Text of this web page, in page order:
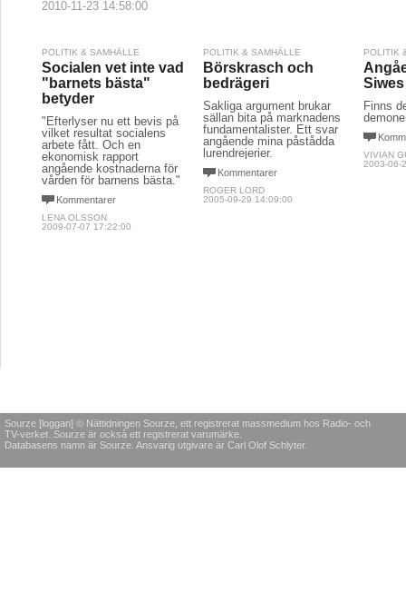
2010-11-23 14:58:00
POLITIK & SAMHÄLLE
Socialen vet inte vad
"barnets bästa"
betyder
"Efterlyser nu ett bevis på
vilket resultat socialens
arbete fått. Och en
ekonomisk rapport
angående kostnaderna för
vården för barnens bästa."
Kommentarer
LENA OLSSON
2009-07-07 17:22:00
POLITIK & SAMHÄLLE
Börskrasch och
bedrägeri
Sakliga argument brukar
sällan bita på marknadens
fundamentalister. Ett svar
angående mina påstådda
lurendrejerier.
Kommentarer
ROGER LORD
2005-09-29 14:09:00
POLITIK
Finns
VIVIAN
2003-06-
Sourze [loggan] © Nättidningen Sourze, ett registrerat massmedium hos Radio- och
TV-verket. Sourze är också ett registrerat varumärke.
Databasens namn är Sourze. Ansvarig utgivare är Carl Olof Schlyter.